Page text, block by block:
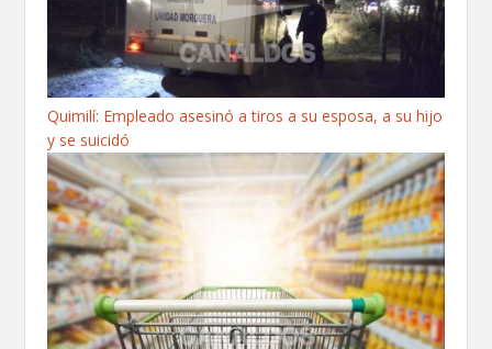
Quimilí: Empleado asesinó a tiros a su esposa, a su hijo
y se suicidó